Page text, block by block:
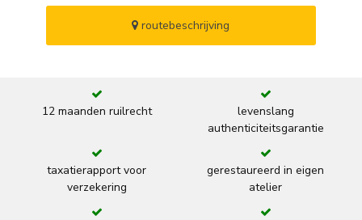
routebeschrijving
12 maanden ruilrecht
levenslang
authenticiteitsgarantie
taxatierapport voor
verzekering
gerestaureerd in eigen
atelier